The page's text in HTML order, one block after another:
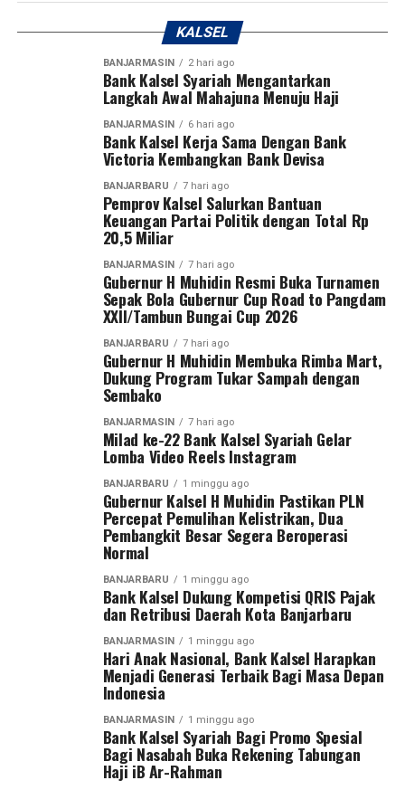
pertandingan diminta memimpin kompetisi secara
Dengan mengucapkan Bismillahirrahmanirrahim,
Gubernur H. Muhidin secara resmi membuka Turnamen
Sepak Bola Gubernur Cup Road to Pangdam
XXII/Tambun Bungai Cup 2026.
Sementara itu, Pangdam XXII/Tambun Bungai Mayjen
TNI Zainal Arifin menegaskan turnamen ini merupakan
langkah nyata Kodam XXII/Tambun Bungai dalam
membangun ekosistem pembinaan sepak bola di dua
wilayah yang berada di bawah tanggung jawabnya, yakni
Kalimantan Selatan dan Kalimantan Tengah.
sekitar satu tahun, diperlukan wadah kompetisi yang
mampu menjaring talenta-talenta muda terbaik.
“Karena kita baru berdiri sekitar satu tahun dan
memiliki dua wilayah, yaitu Kalimantan Tengah dan
Kalimantan Selatan. Oleh karena itu, kami menggelar
turnamen sepak bola ini untuk mencari bibit-bibit anak
muda dari kedua provinsi tersebut,” ujar Pangdam Zainal
Pangdam menegaskan sepak bola bukan hanya olahraga
yang paling digemari masyarakat, tetapi juga sarana
membentuk karakter generasi muda melalui nilai
disiplin, kerja sama, sportivitas, dan semangat juang.
Turnamen ini diikuti 27 tim, terdiri dari 13 klub asal
Kalimantan Selatan dan 14 klub asal Kalimantan
Tengah. Dua tim terbaik dari masing-masing provinsi
akan melaju ke putaran final Pangdam XXII/Tambun
Bungai Cup 2026 yang dijadwalkan berlangsung di
Stadion Sangga Buana, Kalimantan Tengah, pada 6–8
“Selamat Hari Anak Nasional. Mari terus hadir dengan
penuh kasih agar anak-anak dapat tumbuh, bermimpi,
dan menjadi generasi terbaik bagi masa depan
Indonesia,” demikian pesan Bank Kalsel. [adv/riv]
Post Views: 28
Sebarkan
WhatsApp 0
Messenger 0 Twitter 0
KALSEL
BANJARMASIN 2 hari ago
Bank Kalsel Syariah Mengantarkan
Langkah Awal Mahajuna Menuju Haji
BANJARMASIN 6 hari ago
Bank Kalsel Kerja Sama Dengan Bank
Victoria Kembangkan Bank Devisa
BANJARBARU 7 hari ago
Pemprov Kalsel Salurkan Bantuan
Keuangan Partai Politik dengan Total Rp
20,5 Miliar
BANJARMASIN 7 hari ago
Gubernur H Muhidin Resmi Buka Turnamen
Sepak Bola Gubernur Cup Road to Pangdam
XXII/Tambun Bungai Cup 2026
BANJARBARU 7 hari ago
Gubernur H Muhidin Membuka Rimba Mart,
Dukung Program Tukar Sampah dengan
Sembako
BANJARMASIN 7 hari ago
Milad ke-22 Bank Kalsel Syariah Gelar
Lomba Video Reels Instagram
BANJARBARU 1 minggu ago
Gubernur Kalsel H Muhidin Pastikan PLN
Percepat Pemulihan Kelistrikan, Dua
Pembangkit Besar Segera Beroperasi
Normal
BANJARBARU 1 minggu ago
Bank Kalsel Dukung Kompetisi QRIS Pajak
dan Retribusi Daerah Kota Banjarbaru
BANJARMASIN 1 minggu ago
Hari Anak Nasional, Bank Kalsel Harapkan
Menjadi Generasi Terbaik Bagi Masa Depan
Indonesia
BANJARMASIN 1 minggu ago
Bank Kalsel Syariah Bagi Promo Spesial
Bagi Nasabah Buka Rekening Tabungan
Haji iB Ar-Rahman